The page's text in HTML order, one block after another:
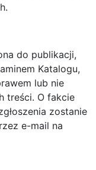
do publikacji,
Katalogu,
lub nie
treści. O fakcie
zostanie
e-mail na